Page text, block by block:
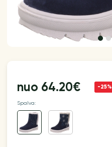
nuo 64.20€ -25%
Spalva: